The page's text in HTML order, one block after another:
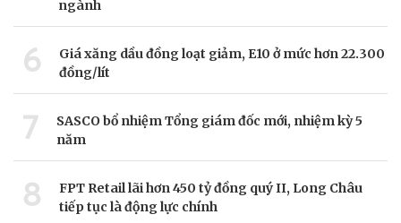
ngành
6
Giá xăng dầu đồng loạt giảm, E10 ở mức hơn 22.300
đồng/lít
7
SASCO bổ nhiệm Tổng giám đốc mới, nhiệm kỳ 5
năm
8
FPT Retail lãi hơn 450 tỷ đồng quý II, Long Châu
tiếp tục là động lực chính